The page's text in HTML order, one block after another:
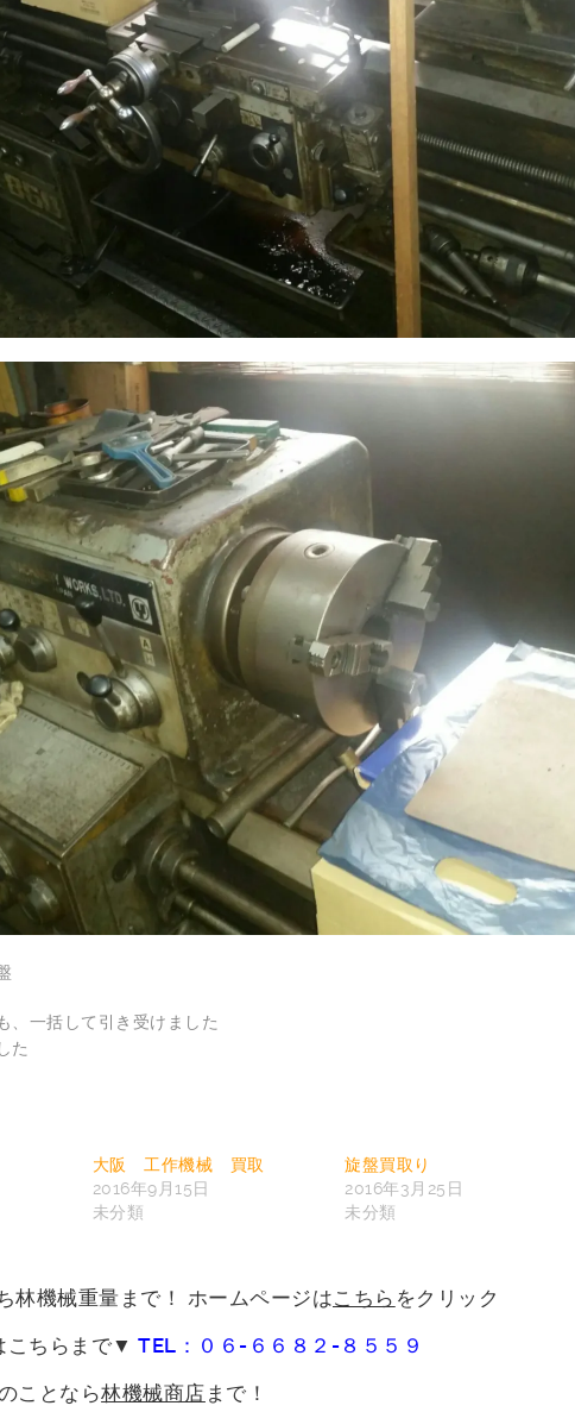
、一括して引き受けました
た
大阪 工作機械 買取
2016年9月15日
未分類
旋盤買取り
2016年3月25日
未分類
林機械重量まで！ ホームページはこちら をクリック
こちらまで▼ TEL：０６-６６８２-８５５９
ことなら林機械商店 まで！